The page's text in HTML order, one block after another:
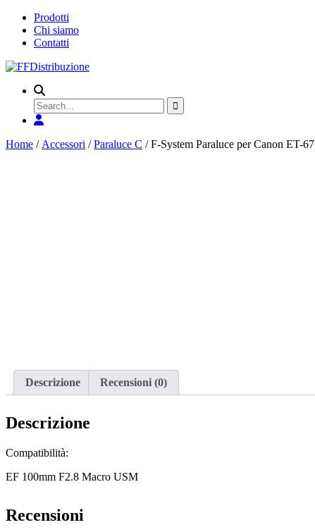
Prodotti
Chi siamo
Contatti
Search
for
Home / Accessori /Paraluce C / F-System Paraluce per Canon ET-67
Descrizione Recensioni (0)
Descrizione
Compatibilità:
EF 100mm F2.8 Macro USM
Recensioni